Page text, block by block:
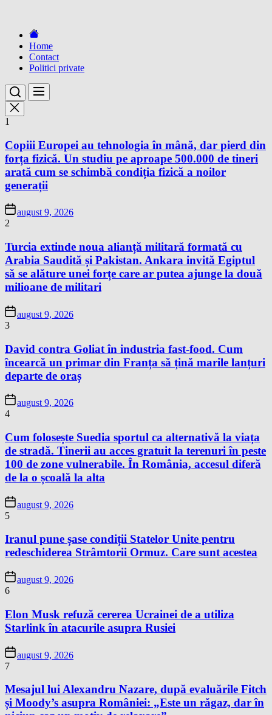
Home
Contact
Politici private
1
Copiii Europei au tehnologia în mână, dar pierd din
forța fizică. Un studiu pe aproape 500.000 de tineri
arată cum se schimbă condiția fizică a noilor
generații
august 9, 2026
2
Turcia extinde noua alianță militară formată cu
Arabia Saudită și Pakistan. Ankara invită Egiptul
să se alăture unei forțe care ar putea ajunge la două
milioane de militari
august 9, 2026
3
David contra Goliat în industria fast-food. Cum
încearcă un primar din Franța să țină marile lanțuri
departe de oraș
august 9, 2026
4
Cum folosește Suedia sportul ca alternativă la viața
de stradă. Tinerii au acces gratuit la terenuri în peste
100 de zone vulnerabile. În România, accesul diferă
de la o școală la alta
august 9, 2026
5
Iranul pune șase condiții Statelor Unite pentru
redeschiderea Strâmtorii Ormuz. Care sunt acestea
august 9, 2026
6
Elon Musk refuză cererea Ucrainei de a utiliza
Starlink în atacurile asupra Rusiei
august 9, 2026
7
Mesajul lui Alexandru Nazare, după evaluările Fitch
și Moody’s asupra României: „Este un răgaz, dar în